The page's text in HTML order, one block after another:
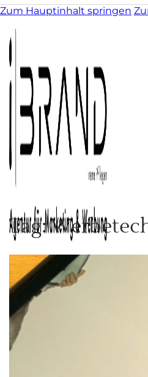
Zum Hauptinhalt springen
Kunst & Illustration
Illustrationen
Tag: